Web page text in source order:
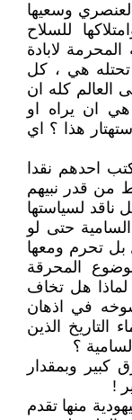
العنصري وسعيها
للسلاح
لابادة
هي ، كل
كله ان
هي ان يراه او
هذا ؟ اي
احدهم نقدا
من قدر نبيهم
ناقد لسياستها
السامية حتى لو
بل تحرم ومعها
المحرقة
لماذا هل تخاف
في اذهان
التاريخ الذين
؟
الفارق كبير وبمقدار
!
منها تقدم